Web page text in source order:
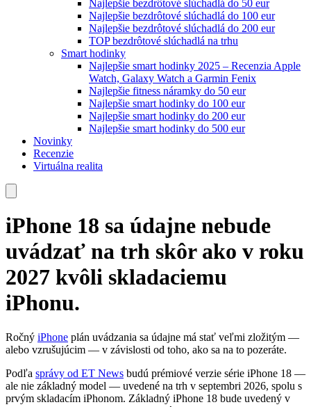
Najlepšie bezdrôtové slúchadlá do 50 eur
Najlepšie bezdrôtové slúchadlá do 100 eur
Najlepšie bezdrôtové slúchadlá do 200 eur
TOP bezdrôtové slúchadlá na trhu
Smart hodinky
Najlepšie smart hodinky 2025 – Recenzia Apple
Watch, Galaxy Watch a Garmin Fenix
Najlepšie fitness náramky do 50 eur
Najlepšie smart hodinky do 100 eur
Najlepšie smart hodinky do 200 eur
Najlepšie smart hodinky do 500 eur
Novinky
Recenzie
Virtuálna realita
iPhone 18 sa údajne nebude
uvádzať na trh skôr ako v roku
2027 kvôli skladaciemu
iPhonu.
Ročný iPhone plán uvádzania sa údajne má stať veľmi zložitým —
alebo vzrušujúcim — v závislosti od toho, ako sa na to pozeráte.
Podľa správy od ET News budú prémiové verzie série iPhone 18 —
ale nie základný model — uvedené na trh v septembri 2026, spolu s
prvým skladacím iPhonom. Základný iPhone 18 bude uvedený v